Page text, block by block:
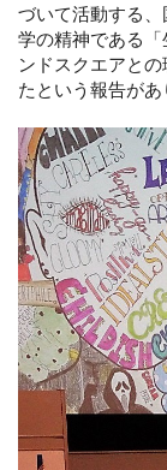
づいて活動する
学の精神である
ンドスクエアと
たという報告があ